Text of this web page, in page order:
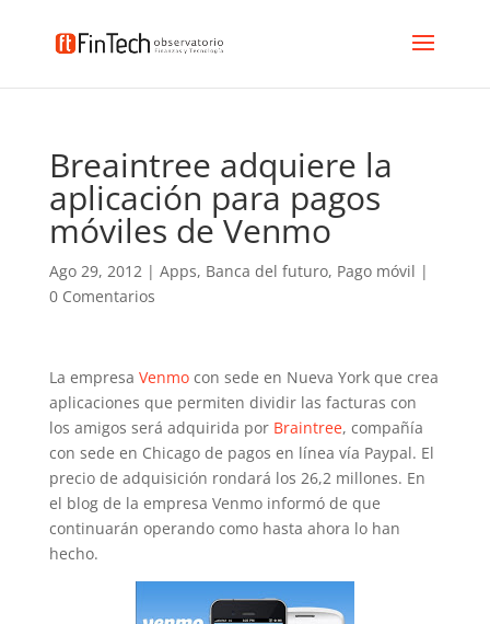
Breaintree adquiere la
aplicación para pagos
móviles de Venmo
Ago 29, 2012| Apps, Banca del futuro, Pago móvil |
0 Comentarios
La empresa Venmocon sede en Nueva York que crea
aplicaciones que permiten dividir las facturas con
los amigos será adquirida por Braintree, compañía
con sede en Chicago de pagos en línea vía Paypal. El
precio de adquisición rondará los 26,2 millones. En
el blog de la empresa Venmo informó de que
continuarán operando como hasta ahora lo han
hecho.